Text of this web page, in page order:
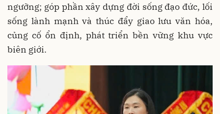
ngưỡng; góp phần xây dựng đời sống đạo đức, lối
sống lành mạnh và thúc đẩy giao lưu văn hóa,
củng cố ổn định, phát triển bền vững khu vực
biên giới.